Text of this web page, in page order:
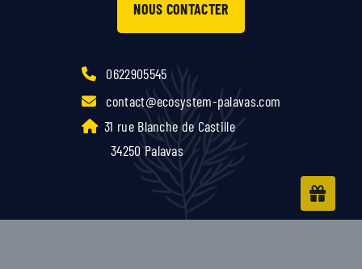
NOUS CONTACTER
0622905545
contact@ecosystem-palavas.com
31 rue Blanche de Castille
34250 Palavas